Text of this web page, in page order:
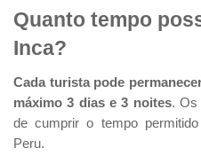
Quanto tempo
Inca?
Cada turista pode
máximo 3 dias e 3 noites. Os
de cumprir o tempo
Peru.